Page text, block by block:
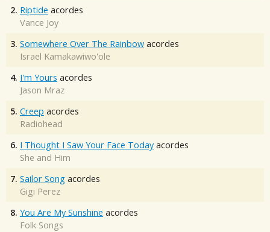
2. Riptide acordes
Vance Joy
3. Somewhere Over The Rainbow acordes
Israel Kamakawiwo'ole
4. I'm Yours acordes
Jason Mraz
5. Creep acordes
Radiohead
6. I Thought I Saw Your Face Today acordes
She and Him
7. Sailor Song acordes
Gigi Perez
8. You Are My Sunshine acordes
Folk Songs